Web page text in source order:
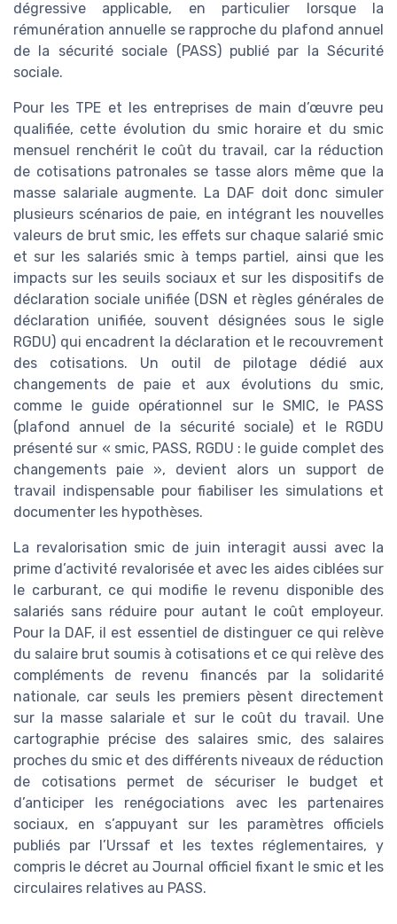
dégressive applicable, en particulier lorsque la
rémunération annuelle se rapproche du plafond annuel
de la sécurité sociale (PASS) publié par la Sécurité
sociale.
Pour les TPE et les entreprises de main d’œuvre peu
qualifiée, cette évolution du smic horaire et du smic
mensuel renchérit le coût du travail, car la réduction
de cotisations patronales se tasse alors même que la
masse salariale augmente. La DAF doit donc simuler
plusieurs scénarios de paie, en intégrant les nouvelles
valeurs de brut smic, les effets sur chaque salarié smic
et sur les salariés smic à temps partiel, ainsi que les
impacts sur les seuils sociaux et sur les dispositifs de
déclaration sociale unifiée (DSN et règles générales de
déclaration unifiée, souvent désignées sous le sigle
RGDU) qui encadrent la déclaration et le recouvrement
des cotisations. Un outil de pilotage dédié aux
changements de paie et aux évolutions du smic,
comme le guide opérationnel sur le SMIC, le PASS
(plafond annuel de la sécurité sociale) et le RGDU
présenté sur « smic, PASS, RGDU : le guide complet des
changements paie », devient alors un support de
travail indispensable pour fiabiliser les simulations et
documenter les hypothèses.
La revalorisation smic de juin interagit aussi avec la
prime d’activité revalorisée et avec les aides ciblées sur
le carburant, ce qui modifie le revenu disponible des
salariés sans réduire pour autant le coût employeur.
Pour la DAF, il est essentiel de distinguer ce qui relève
du salaire brut soumis à cotisations et ce qui relève des
compléments de revenu financés par la solidarité
nationale, car seuls les premiers pèsent directement
sur la masse salariale et sur le coût du travail. Une
cartographie précise des salaires smic, des salaires
proches du smic et des différents niveaux de réduction
de cotisations permet de sécuriser le budget et
d’anticiper les renégociations avec les partenaires
sociaux, en s’appuyant sur les paramètres officiels
publiés par l’Urssaf et les textes réglementaires, y
compris le décret au Journal officiel fixant le smic et les
circulaires relatives au PASS.